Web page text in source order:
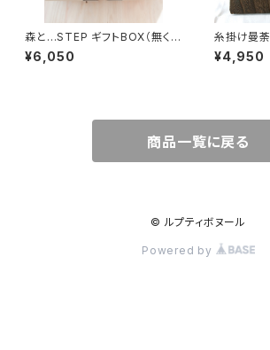
森と…STEP ギフトBOX（無くな
り次第販売終了）
¥6,050
糸掛け曼
¥4,950
商品一覧に戻る
© ルプティボヌール
Powered by